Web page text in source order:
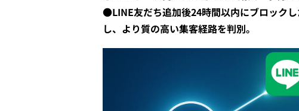
●LINE友だち追加後24時間以内にブロック
し、より質の高い集客経路を判別。